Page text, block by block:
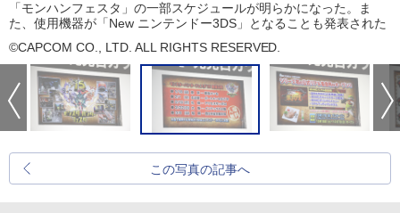
「モンハンフェスタ」の一部スケジュールが明らかになった。ま
た、使用機器が「New ニンテンドー3DS」となることも発表された
©CAPCOM CO., LTD. ALL RIGHTS RESERVED.
この写真の記事へ